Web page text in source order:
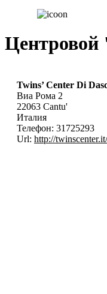
Центровой
Twins’ Center Di
Виа Рома 2
22063 Cantu'
Италия
Телефон: 31725293
Url: http://twinscenter.it/